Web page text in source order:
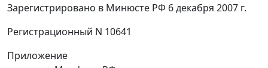
Зарегистрировано в Минюсте РФ 6 декабря 2007 г.
Регистрационный N 10641
Приложение